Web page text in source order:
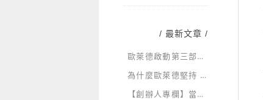
/ 最新文章 /
歐萊德啟動第三部國際公益氣候紀錄片
為什麼歐萊德堅持 100% 綠電製造？
【創辦人專欄】當萊雅、LVMH砸百萬遊說，更顯PIF重要！台灣美妝業準備好被世界驗證了嗎？